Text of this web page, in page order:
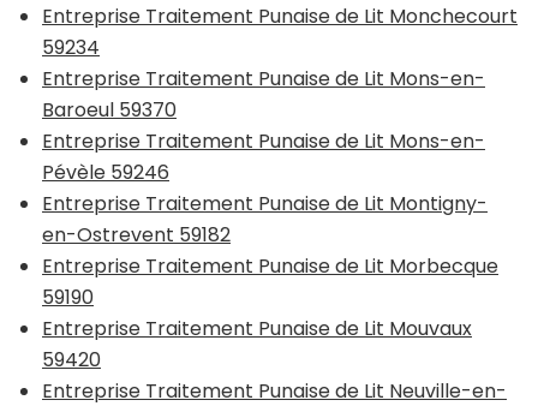
Entreprise Traitement Punaise de Lit Monchecourt
59234
Entreprise Traitement Punaise de Lit Mons-en-
Baroeul 59370
Entreprise Traitement Punaise de Lit Mons-en-
Pévèle 59246
Entreprise Traitement Punaise de Lit Montigny-
en-Ostrevent 59182
Entreprise Traitement Punaise de Lit Morbecque
59190
Entreprise Traitement Punaise de Lit Mouvaux
59420
Entreprise Traitement Punaise de Lit Neuville-en-